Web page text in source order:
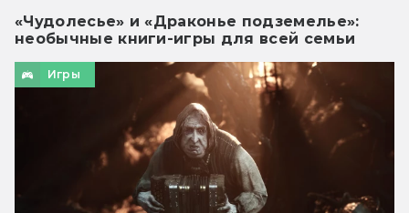
«Чудолесье» и «Драконье подземелье»:
необычные книги-игры для всей семьи
Игры